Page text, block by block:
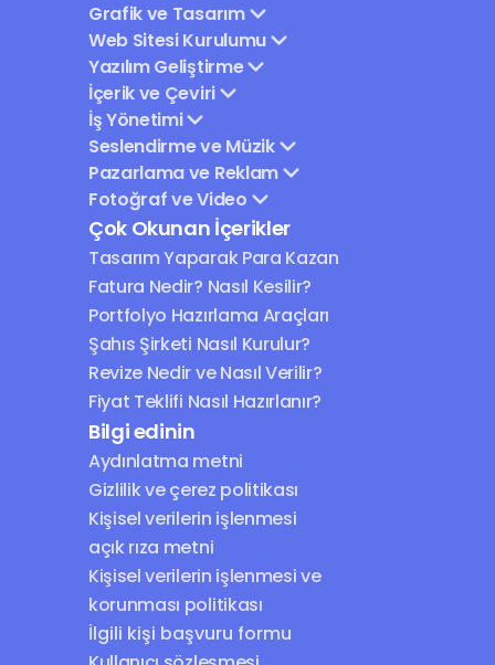
Grafik ve Tasarım
Web Sitesi Kurulumu
Yazılım Geliştirme
İçerik ve Çeviri
İş Yönetimi
Seslendirme ve Müzik
Pazarlama ve Reklam
Fotoğraf ve Video
Çok Okunan İçerikler
Tasarım Yaparak Para Kazan
Fatura Nedir? Nasıl Kesilir?
Portfolyo Hazırlama Araçları
Şahıs Şirketi Nasıl Kurulur?
Revize Nedir ve Nasıl Verilir?
Fiyat Teklifi Nasıl Hazırlanır?
Bilgi edinin
Aydınlatma metni
Gizlilik ve çerez politikası
Kişisel verilerin işlenmesi
açık rıza metni
Kişisel verilerin işlenmesi ve
korunması politikası
İlgili kişi başvuru formu